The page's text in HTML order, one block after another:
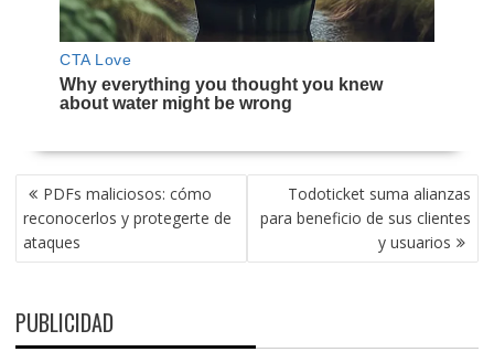
NAVEGACIÓN
DE
ENTRADAS
PDFs maliciosos: cómo
reconocerlos y protegerte de
ataques
Todoticket suma alianzas
para beneficio de sus clientes
y usuarios
PUBLICIDAD